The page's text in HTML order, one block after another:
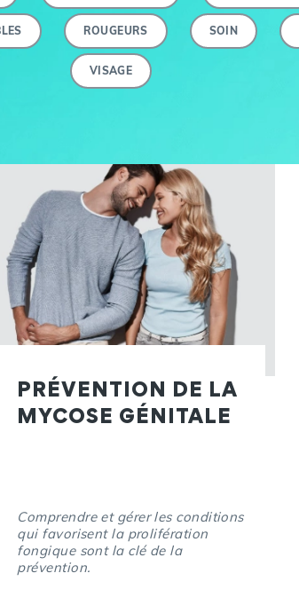
ROUGEURS SOIN
VISAGE
PRÉVENTION DE LA
MYCOSE GÉNITALE
Comprendre et gérer les conditions
qui favorisent la prolifération
fongique sont la clé de la
prévention.